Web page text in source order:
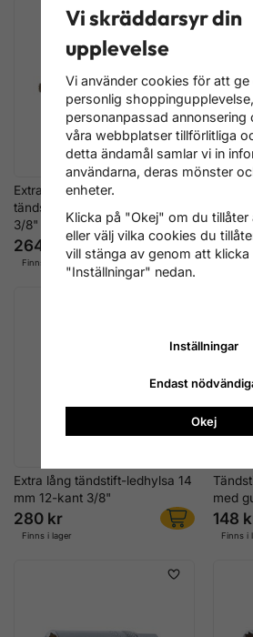
Extra lång magnetisk
tändstiftshylsa 14 mm 12-kant
3/8"
264 kr
Finns i lager
6-
208
Finns i
Extra lång tändstift-ledhylsa 14
mm 12-kant 3/8"
280 kr
Finns i lager
med
148
Finns i
Vi skräddarsyr din
upplevelse
Vi använder cookies för att ge
personlig shoppingupplevelse,
personanpassad annonsering
våra webbplatser tillförlitliga
detta ändamål samlar vi in
användarna, deras mönster
enheter.
Klicka på "Okej" om du tillåter
eller välj vilka cookies du
vill stänga av genom att klicka
"Inställningar" nedan.
Inställningar
Endast
Okej